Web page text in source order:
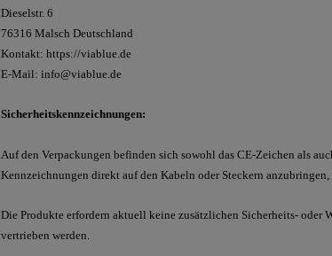
Dieselstr. 6
76316 Malsch Deutschland
Kontakt: https://viablue.de
E-Mail: info@viablue.de
Sicherheitskennzeichnungen:
Auf den Verpackungen befinden sich sowohl das CE-Zeichen als
Kennzeichnungen direkt auf den Kabeln oder Steckern
Die Produkte erfordern aktuell keine zusätzlichen Sicherheits- oder
vertrieben werden.